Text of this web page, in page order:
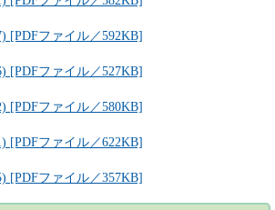
[PDFファイル／592KB]
[PDFファイル／527KB]
[PDFファイル／580KB]
[PDFファイル／622KB]
[PDFファイル／357KB]